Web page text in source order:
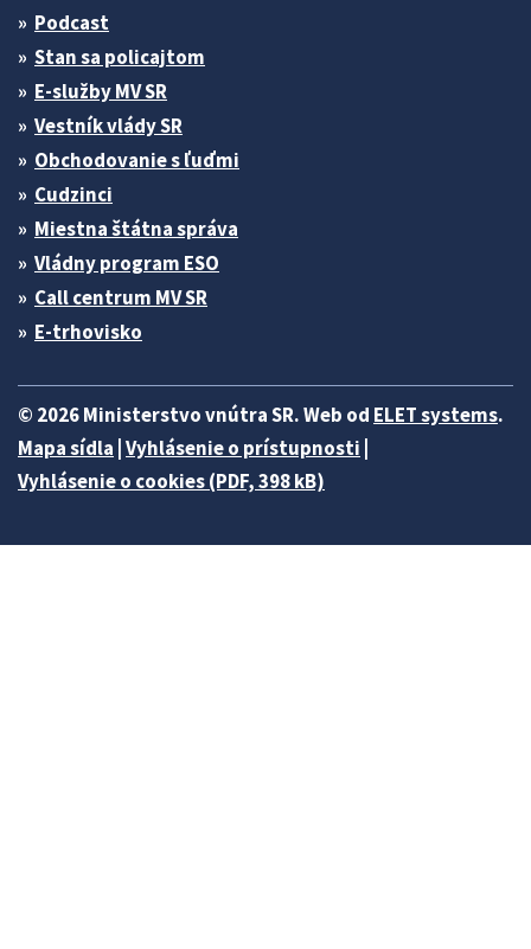
Podcast
Stan sa policajtom
E-služby MV SR
Vestník vlády SR
Obchodovanie s ľuďmi
Cudzinci
Miestna štátna správa
Vládny program ESO
Call centrum MV SR
E-trhovisko
© 2026 Ministerstvo vnútra SR. Web od ELET systems.
Mapa sídla Vyhlásenie o prístupnosti
Vyhlásenie o cookies (PDF, 398 kB)